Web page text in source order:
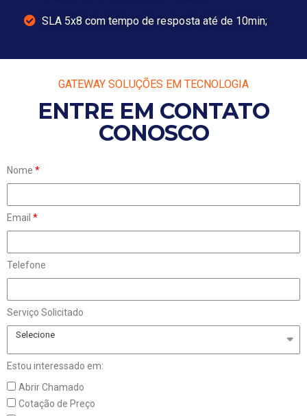
SLA 5x8 com tempo de resposta até de 10min;
GATEWAY SOLUÇÕES EM TECNOLOGIA
ENTRE EM CONTATO
CONOSCO
Nome
Email
Telefone
Serviço Solicitado
Selecione
Estou interessado em:
Abrir Chamado
Cotação de Preço